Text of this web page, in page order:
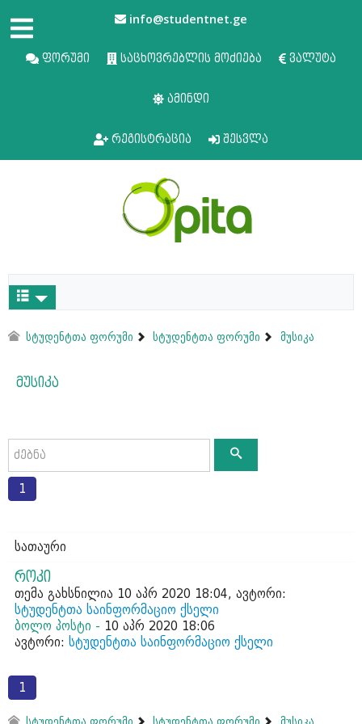
info@studentnet.ge
ფორუმი საცხოვრებლის მოძიება ვალუტა
ამინდი
რეგისტრაცია შესვლა
სტუდენტთა ფორუმი სტუდენტთა ფორუმი მუსიკა
მუსიკა
1
სათაური
როკი
თემა გახსნილია 10 აპრ 2020 18:04, ავტორი:
სტუდენტთა საინფორმაციო ქსელი
ბოლო პოსტი - 10 აპრ 2020 18:06
ავტორი: სტუდენტთა საინფორმაციო ქსელი
1